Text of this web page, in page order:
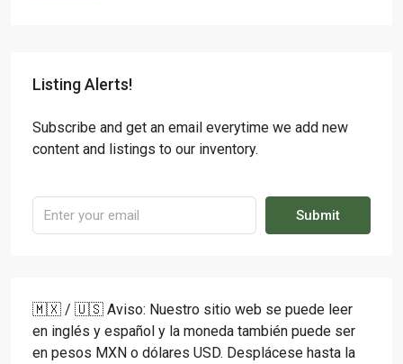
Listing Alerts!
Subscribe and get an email everytime we add new
content and listings to our inventory.
Submit
🇲🇽 / 🇺🇸 Aviso: Nuestro sitio web se puede leer
en inglés y español y la moneda también puede ser
en pesos MXN o dólares USD. Desplácese hasta la